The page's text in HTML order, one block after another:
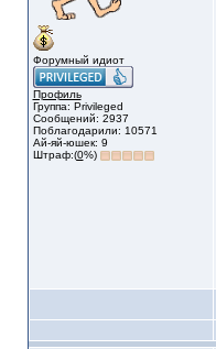
Форумный идиот
Профиль
Группа: Privileged
Сообщений: 2937
Поблагодарили: 10571
Ай-яй-юшек: 9
Штраф:(0%)